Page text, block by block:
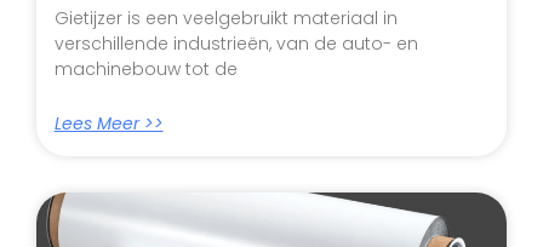
Gietijzer is een veelgebruikt materiaal in
verschillende industrieën, van de auto- en
machinebouw tot de
Lees Meer >>